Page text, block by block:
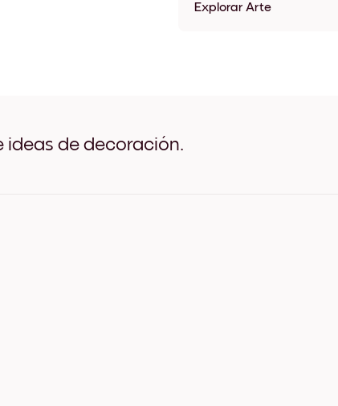
Explorar Arte
ideas de decoración.